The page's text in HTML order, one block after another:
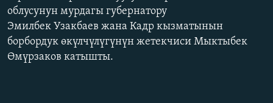
ЭЖЕ-СИҢДИЛЕР
АЗАТТЫК+
ЫҢГАЙСЫЗ СУРООЛОР
ОНЛАЙН ШЕРИНЕ
облусунун мурдагы губернатору
Эмилбек Узакбаев жана Кадр кызматынын
борбордук өкүлчүлүгүнүн жетекчиси Мыктыбек
Өмүрзаков катышты.